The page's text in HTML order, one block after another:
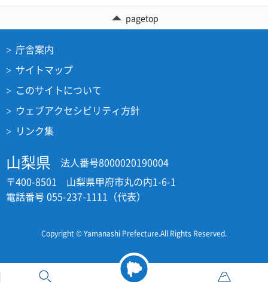
pagetop
庁舎案内
サイトマップ
このサイトについて
ウェブアクセシビリティ方針
リンク集
山梨県
法人番号8000020190004
〒400-8501 山梨県甲府市丸の内1-6-1
電話番号 055-237-1111（代表）
Copyright © Yamanashi Prefecture.All Rights Reserved.